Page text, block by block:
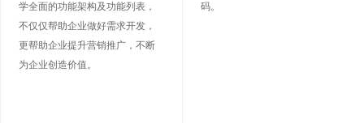
学全面的功能架构及功能列表，
不仅仅帮助企业做好需求开发，
更帮助企业提升营销推广，不断
为企业创造价值。
码。